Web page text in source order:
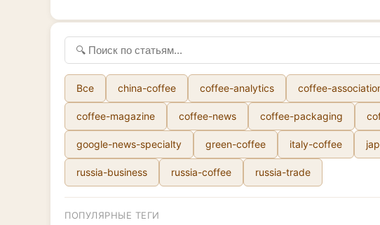
Все china-coffee coffee-analytics coffee-
coffee-magazine coffee-news coffee-packaging
google-news-specialty green-coffee italy-coffee
russia-business russia-coffee russia-trade
ПОПУЛЯРНЫЕ ТЕГИ